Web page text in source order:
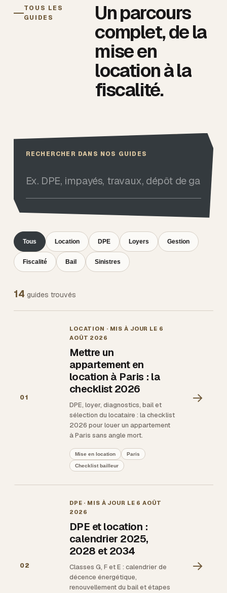
TOUS LES
GUIDES
Un parcours
complet, de la
mise en
location à la
fiscalité.
RECHERCHER DANS NOS GUIDES
Tous Location DPE Loyers Gestion
Fiscalité Bail Sinistres
14 guides trouvés
01
LOCATION · MIS À JOUR LE 6
AOÛT 2026
Mettre un
appartement en
location à Paris : la
checklist 2026
DPE, loyer, diagnostics, bail et
sélection du locataire : la checklist
2026 pour louer un appartement
à Paris sans angle mort.
Mise en location Paris
Checklist bailleur
→
02
DPE · MIS À JOUR LE 6 AOÛT
2026
DPE et location :
calendrier 2025,
2028 et 2034
Classes G, F et E : calendrier de
décence énergétique,
renouvellement du bail et étapes
→